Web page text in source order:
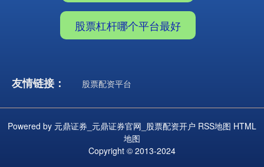
股票杠杆哪个平台最好
友情链接： 股票配资平台
Powered by 元鼎证券_元鼎证券官网_股票配资开户 RSS地图 HTML
地图
Copyright © 2013-2024